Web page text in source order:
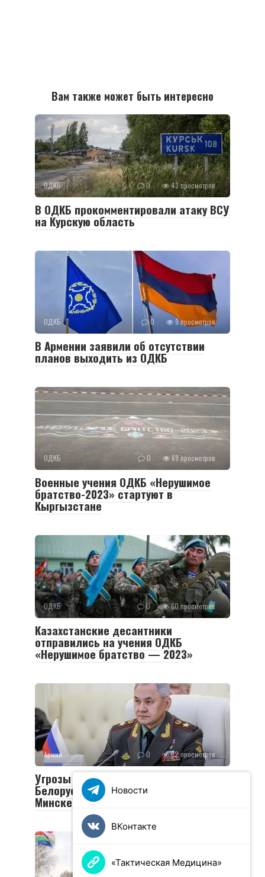
Вам также может быть интересно
ОДКБ 0 43 просмотров
В ОДКБ прокомментировали атаку ВСУ
на Курскую область
ОДКБ 0 9 просмотров
В Армении заявили об отсутствии
планов выходить из ОДКБ
ОДКБ 0 69 просмотров
Военные учения ОДКБ «Нерушимое
братство-2023» стартуют в
Кыргызстане
ОДКБ 0 60 просмотров
Казахстанские десантники
отправились на учения ОДКБ
«Нерушимое братство — 2023»
Армия 0 82 просмотров
Угрозы НАТО и ядерное оружие РФ в
Белоруссии: о чем говорил Шойгу в
Минске
Новости
ВКонтакте
«Тактическая Медицина»